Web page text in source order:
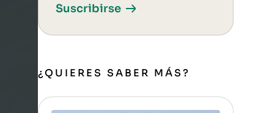
Suscribirse
¿QUIERES SABER MÁS?